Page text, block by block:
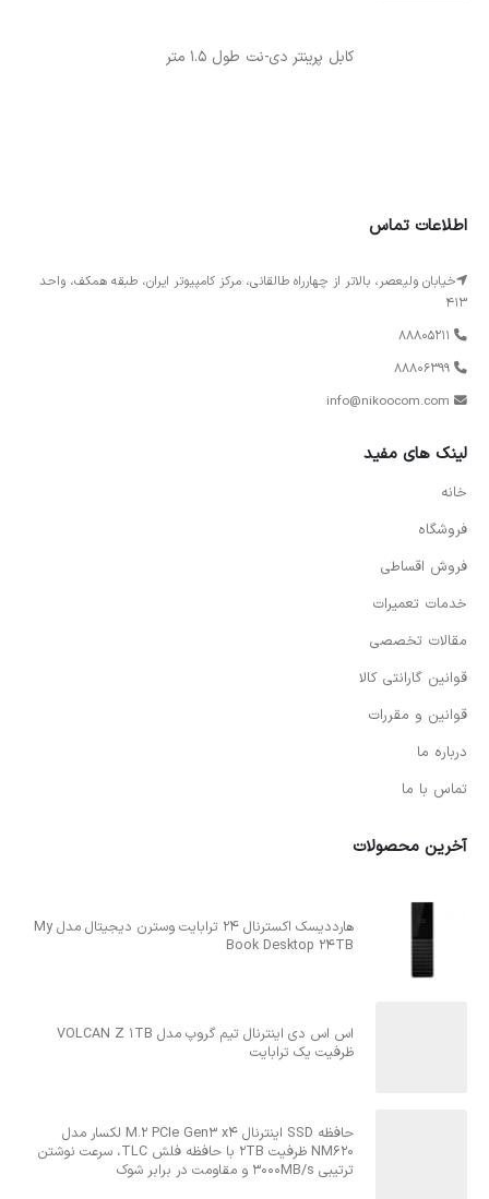
کابل پرینتر دی-نت طول 1.5 متر
اطلاعات تماس
خیابان ولیعصر، بالاتر از چهارراه طالقانی، مرکز کامپیوتر ایران، طبقه همکف، واحد
413
88805211
88806399
info@nikoocom.com
لینک های مفید
خانه
فروشگاه
فروش اقساطی
خدمات تعمیرات
مقالات تخصصی
قوانین گارانتی کالا
قوانین و مقررات
درباره ما
تماس با ما
آخرین محصولات
هارددیسک اکسترنال 24 ترابایت وسترن دیجیتال مدل My
Book Desktop 24TB
اس اس دی اینترنال تیم گروپ مدل VOLCAN Z 1TB
ظرفیت یک ترابایت
حافظه SSD اینترنال M.2 PCIe Gen3 x4 لکسار مدل
NM620 ظرفیت 2TB با حافظه فلش TLC، سرعت نوشتن
ترتیبی 3000MB/s و مقاومت در برابر شوک